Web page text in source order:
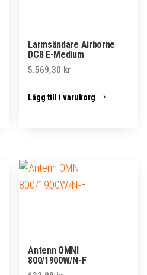
Larmsändare Airborne
DC8 E-Medium
5.569,30 kr
Lägg till i varukorg
Antenn OMNI
800/1900W/N-F